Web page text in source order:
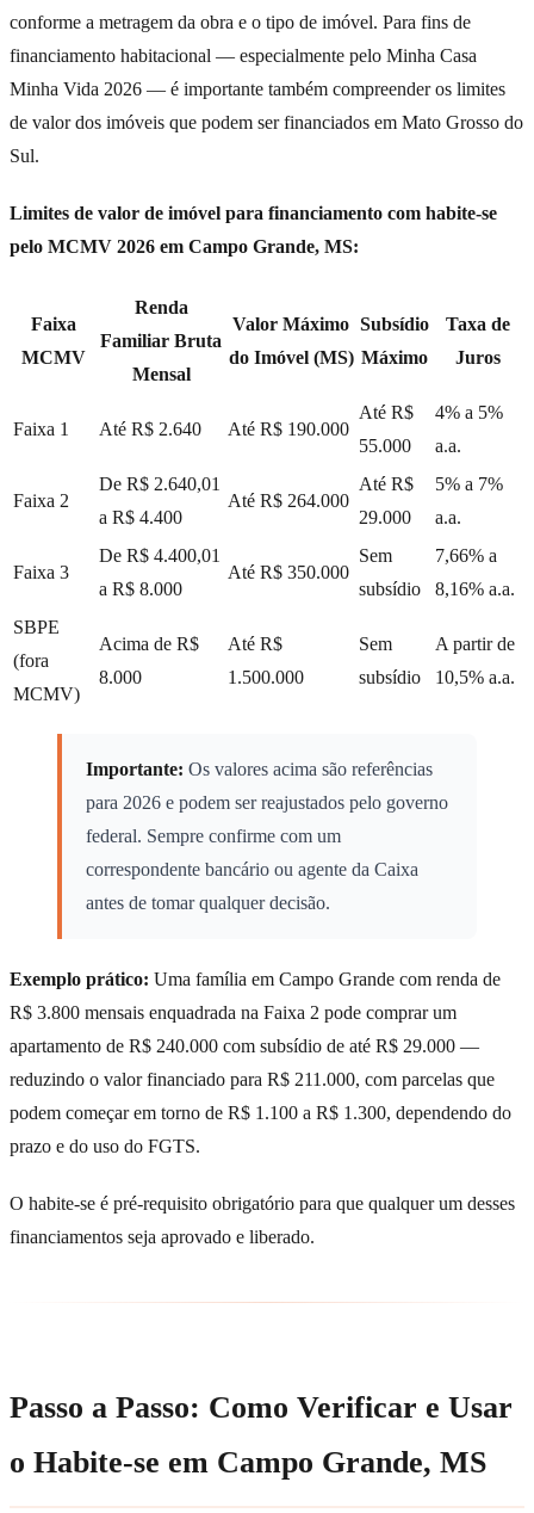
conforme a metragem da obra e o tipo de imóvel. Para fins de
financiamento habitacional — especialmente pelo Minha Casa
Minha Vida 2026 — é importante também compreender os limites
de valor dos imóveis que podem ser financiados em Mato Grosso do
Sul.
Limites de valor de imóvel para financiamento com habite-se
pelo MCMV 2026 em Campo Grande, MS:
Faixa
MCMV
Renda
Familiar Bruta
Mensal
Valor Máximo
do Imóvel (MS)
Subsídio
Máximo
Taxa de
Juros
Faixa 1 Até R$ 2.640 Até R$ 190.000
Até R$
55.000
4% a 5%
a.a.
Faixa 2
De R$ 2.640,01
a R$ 4.400
Até R$ 264.000
Até R$
29.000
5% a 7%
a.a.
Faixa 3
De R$ 4.400,01
a R$ 8.000
Até R$ 350.000
Sem
subsídio
7,66% a
8,16% a.a.
SBPE
(fora
MCMV)
Acima de R$
8.000
Até R$
1.500.000
Sem
subsídio
A partir de
10,5% a.a.
Importante: Os valores acima são referências
para 2026 e podem ser reajustados pelo governo
federal. Sempre confirme com um
correspondente bancário ou agente da Caixa
antes de tomar qualquer decisão.
Exemplo prático: Uma família em Campo Grande com renda de
R$ 3.800 mensais enquadrada na Faixa 2 pode comprar um
apartamento de R$ 240.000 com subsídio de até R$ 29.000 —
reduzindo o valor financiado para R$ 211.000, com parcelas que
podem começar em torno de R$ 1.100 a R$ 1.300, dependendo do
prazo e do uso do FGTS.
O habite-se é pré-requisito obrigatório para que qualquer um desses
financiamentos seja aprovado e liberado.
Passo a Passo: Como Verificar e Usar
o Habite-se em Campo Grande, MS